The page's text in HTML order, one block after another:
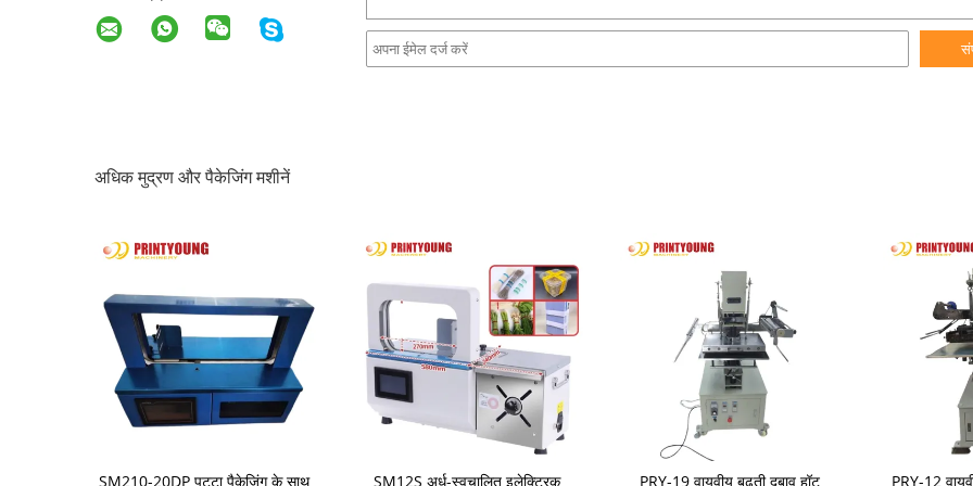
अधिक मुद्रण और पैकेजिंग मशीनें
SM210-20DP पट्टा पैकेजिंग के साथ
SM12S अर्ध-स्वचालित इलेक्ट्रिक
PRY-19 वायवीय बढ़ती दबाव हॉट
PRY-12